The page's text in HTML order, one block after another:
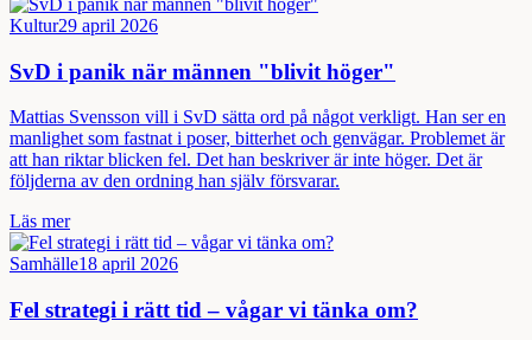
Kultur29 april 2026
SvD i panik när männen "blivit höger"
Mattias Svensson vill i SvD sätta ord på något verkligt. Han ser en
manlighet som fastnat i poser, bitterhet och genvägar. Problemet är
att han riktar blicken fel. Det han beskriver är inte höger. Det är
följderna av den ordning han själv försvarar.
Läs mer
Samhälle18 april 2026
Fel strategi i rätt tid – vågar vi tänka om?